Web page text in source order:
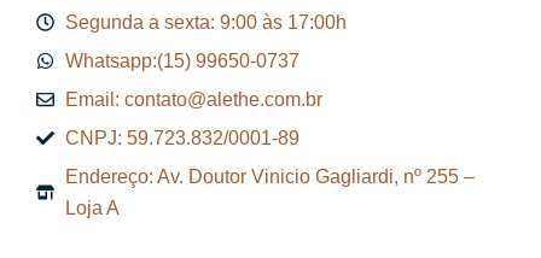
Segunda a sexta: 9:00 às 17:00h
Whatsapp:(15) 99650-0737
Email: contato@alethe.com.br
CNPJ: 59.723.832/0001-89
Endereço: Av. Doutor Vinicio Gagliardi, nº 255 –
Loja A